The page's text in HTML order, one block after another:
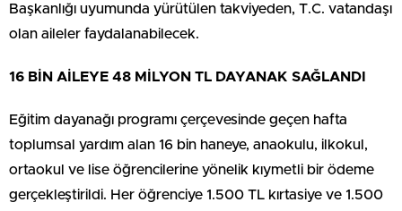
Başkanlığı uyumunda yürütülen takviyeden, T.C. vatandaşı
olan aileler faydalanabilecek.
16 BİN AİLEYE 48 MİLYON TL DAYANAK SAĞLANDI
Eğitim dayanağı programı çerçevesinde geçen hafta
toplumsal yardım alan 16 bin haneye, anaokulu, ilkokul,
ortaokul ve lise öğrencilerine yönelik kıymetli bir ödeme
gerçekleştirildi. Her öğrenciye 1.500 TL kırtasiye ve 1.500